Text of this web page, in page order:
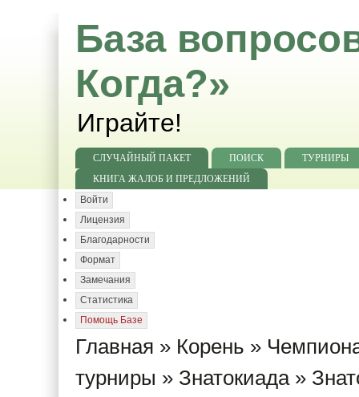
База
Когда?»
Играйте!
СЛУЧАЙНЫЙ ПАКЕТ ПОИСК
ТУРНИРЫ
КНИГА ЖАЛОБ И ПРЕДЛОЖЕНИЙ
Войти
Лицензия
Благодарности
Формат
Замечания
Статистика
Помощь Базе
Главная » Корень »
турниры » Знатокиада»